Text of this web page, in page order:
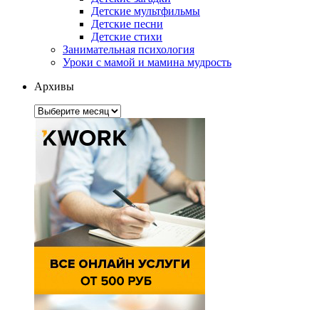
Детские мультфильмы
Детские песни
Детские стихи
Занимательная психология
Уроки с мамой и мамина мудрость
Архивы
Архивы